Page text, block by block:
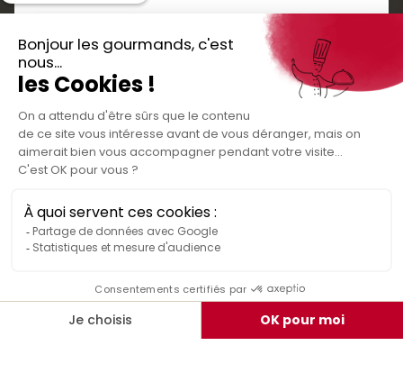
Routes gourmandes
Partenaires
Presse
Créer votre espace personnel
Informations légales
Politique de confidentialité des données
Conditions générales de vente
Médiateur de la consommation
Rejoignez-nous
Téléchargez
l'application gratuite !
Nos bons plans et découvertes
gourmandes à vivre en famille et entre
amis